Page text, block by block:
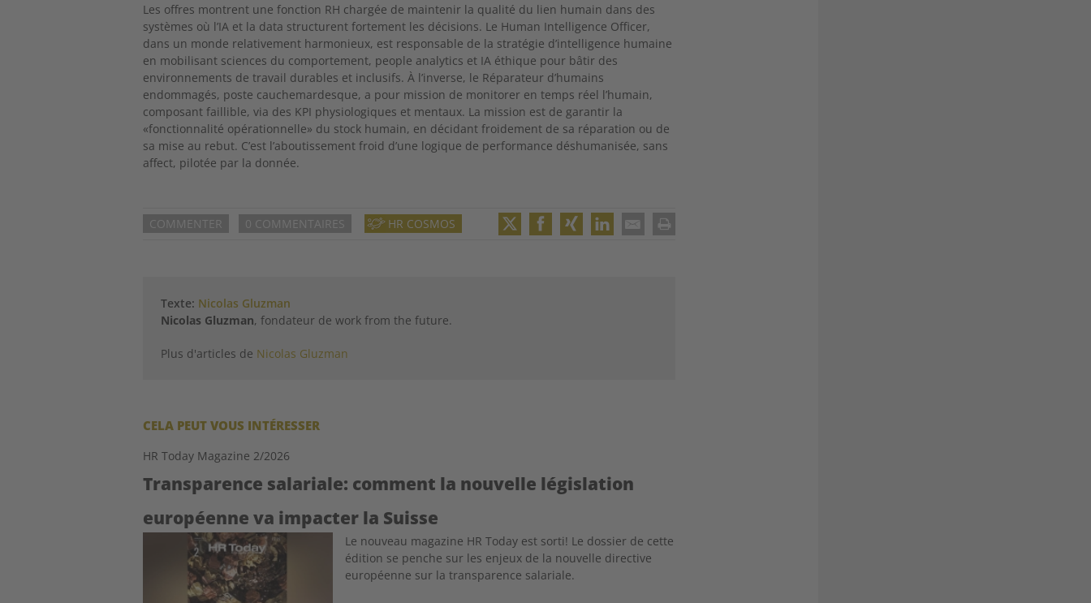
Les offres montrent une fonction RH chargée de maintenir la qualité du lien humain dans des
systèmes où l’IA et la data structurent fortement les décisions. Le Human Intelligence Officer,
dans un monde relativement harmonieux, est responsable de la stratégie d’intelligence humaine
en mobilisant sciences du comportement, people analytics et IA éthique pour bâtir des
environnements de travail durables et inclusifs.À l’inverse, le Réparateur d’humains
endommagés, poste cauchemardesque, a pour mission de monitorer en temps réel l’humain,
composant faillible, via des KPI physiologiques et mentaux. La mission est de garantir la
«fonctionnalité opérationnelle» du stock humain, en décidant froidement de sa réparation ou de
sa mise au rebut. C’est l’aboutissement froid d’une logique de performance déshumanisée, sans
affect, pilotée par la donnée.
COMMENTER 0 COMMENTAIRES HR COSMOS
Texte: Nicolas Gluzman
Nicolas Gluzman, fondateur de work from the future.
Plus d'articles de Nicolas Gluzman
CELA PEUT VOUS INTÉRESSER
HR Today Magazine 2/2026
Transparence salariale: comment la nouvelle législation
européenne va impacter la Suisse
Le nouveau magazine HR Today est sorti! Le dossier de cette
édition se penche sur les enjeux de la nouvelle directive
européenne sur la transparence salariale.